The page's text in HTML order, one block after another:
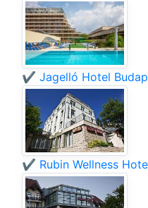
✔️ Jagelló Hotel
✔️ Rubin Wellness